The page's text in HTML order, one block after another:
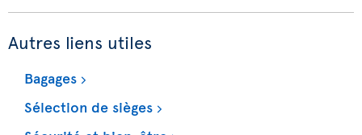
Autres liens utiles
Bagages
Sélection de sièges